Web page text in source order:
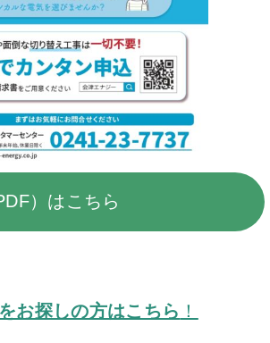
）はこちら
お探しの方はこちら ！